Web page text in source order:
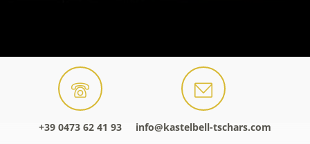
+39 0473 62 41 93 info@kastelbell-tschars.com